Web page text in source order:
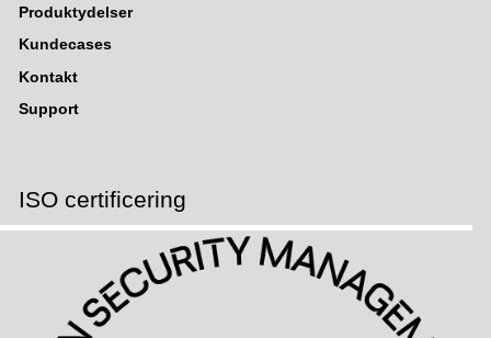
Produktydelser
Kundecases
Kontakt
Support
ISO certificering